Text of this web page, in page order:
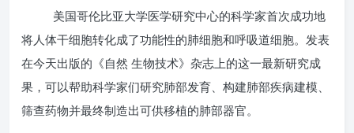
美国哥伦比亚大学医学研究中心的科学家首次成功地
将人体干细胞转化成了功能性的肺细胞和呼吸道细胞。发表
在今天出版的《自然 生物技术》杂志上的这一最新研究成
果，可以帮助科学家们研究肺部发育、构建肺部疾病建模、
筛查药物并最终制造出可供移植的肺部器官。